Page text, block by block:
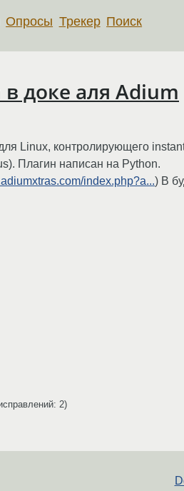
Опросы Трекер Поиск
доке аля Adium
Linux, контролирующего
Плагин написан на Python.
index.php?a...) В
2)